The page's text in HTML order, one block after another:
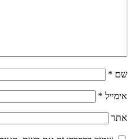
שם *
אימייל *
אתר